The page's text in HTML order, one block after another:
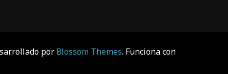
porBlossom Themes. Funciona con